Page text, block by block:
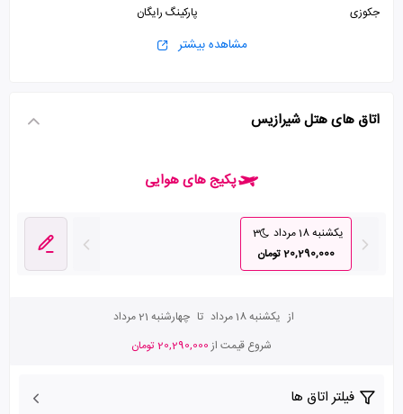
جکوزی
پارکینگ رایگان
سرویس ایرانیمشاهده بیشتر
اتاق های هتل شیرازیس
پکیج های هوایی
یکشنبه 18 مرداد
3
20,290,000 تومان
از یکشنبه 18 مرداد تا چهارشنبه 21 مرداد
شروع قیمت از20,290,000 تومان
فیلتر اتاق ها